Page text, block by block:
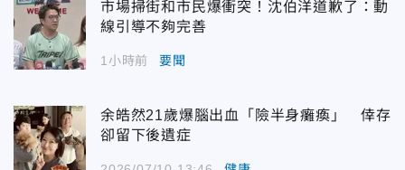
市場掃街和市民爆衝突！沈伯洋道歉了：動
線引導不夠完善
1小時前 要聞
余皓然21歲爆腦出血「險半身癱瘓」 倖存
卻留下後遺症